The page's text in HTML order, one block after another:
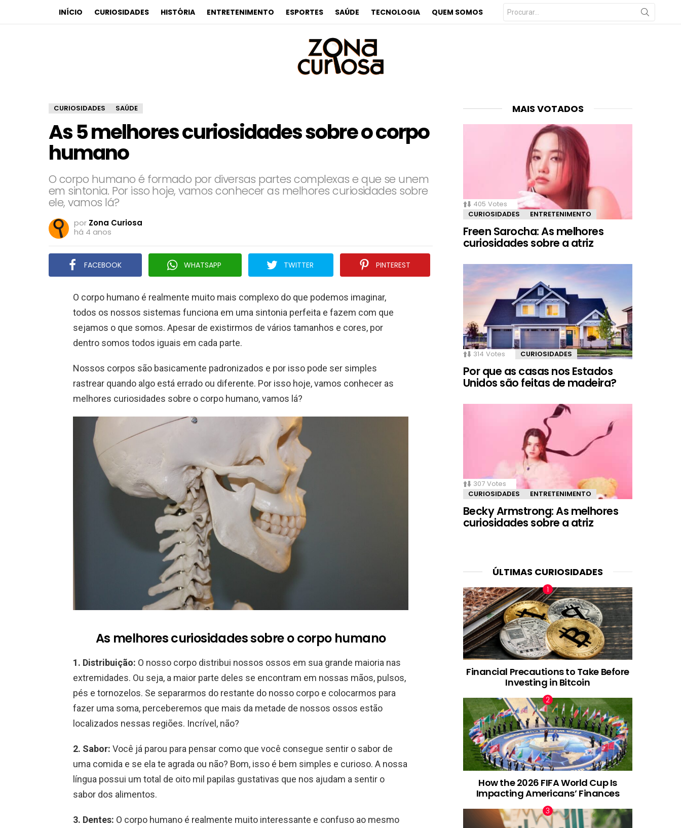
INÍCIO CURIOSIDADES HISTÓRIA ENTRETENIMENTO ESPORTES SAÚDE TECNOLOGIA QUEM SOMOS
Procurar
por:
CURIOSIDADES SAÚDE
As 5 melhores curiosidades sobre o corpo
humano
O corpo humano é formado por diversas partes complexas e que se unem
em sintonia. Por isso hoje, vamos conhecer as melhores curiosidades sobre
ele, vamos lá?
por Zona Curiosa
há 4 anos
FACEBOOK WHATSAPP TWITTER PINTEREST
O corpo humano é realmente muito mais complexo do que podemos imaginar,
todos os nossos sistemas funciona em uma sintonia perfeita e fazem com que
sejamos o que somos. Apesar de existirmos de vários tamanhos e cores, por
dentro somos todos iguais em cada parte.
Nossos corpos são basicamente padronizados e por isso pode ser simples
rastrear quando algo está errado ou diferente. Por isso hoje, vamos conhecer as
melhores curiosidades sobre o corpo humano, vamos lá?
As melhores curiosidades sobre o corpo humano
1. Distribuição: O nosso corpo distribui nossos ossos em sua grande maioria nas
extremidades. Ou seja, a maior parte deles se encontram em nossas mãos, pulsos,
pés e tornozelos. Se separarmos do restante do nosso corpo e colocarmos para
fazer uma soma, perceberemos que mais da metade de nossos ossos estão
localizados nessas regiões. Incrível, não?
2. Sabor: Você já parou para pensar como que você consegue sentir o sabor de
uma comida e se ela te agrada ou não? Bom, isso é bem simples e curioso. A nossa
língua possui um total de oito mil papilas gustativas que nos ajudam a sentir o
sabor dos alimentos.
3. Dentes: O corpo humano é realmente muito interessante e confuso ao mesmo
MAIS VOTADOS
405 Votes
CURIOSIDADES
ENTRETENIMENTO
Freen Sarocha: As melhores
curiosidades sobre a atriz
314 Votes CURIOSIDADES
Por que as casas nos Estados
Unidos são feitas de madeira?
307 Votes
CURIOSIDADES
ENTRETENIMENTO
Becky Armstrong: As melhores
curiosidades sobre a atriz
ÚLTIMAS CURIOSIDADES
Financial Precautions to Take Before
Investing in Bitcoin
How the 2026 FIFA World Cup Is
Impacting Americans’ Finances